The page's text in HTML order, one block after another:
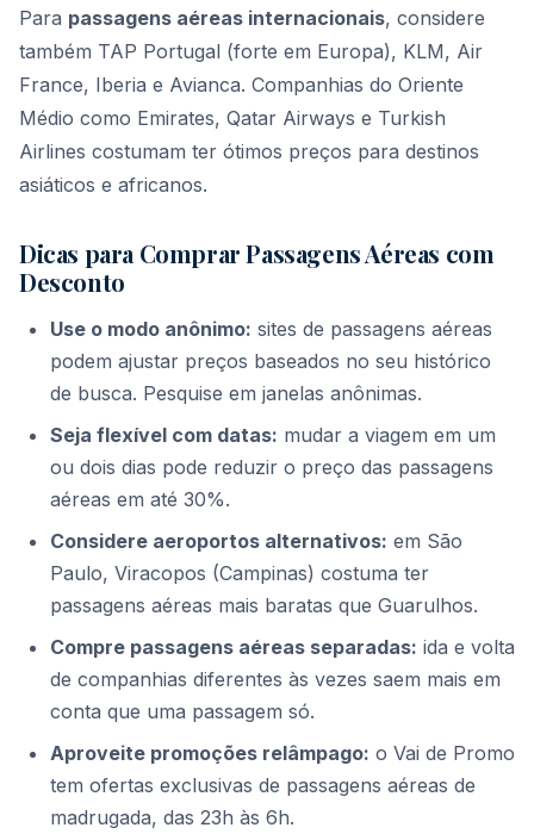
Para passagens aéreas internacionais, considere
também TAP Portugal (forte em Europa), KLM, Air
France, Iberia e Avianca. Companhias do Oriente
Médio como Emirates, Qatar Airways e Turkish
Airlines costumam ter ótimos preços para destinos
asiáticos e africanos.
Dicas para Comprar Passagens Aéreas com
Desconto
Use o modo anônimo: sites de passagens aéreas
podem ajustar preços baseados no seu histórico
de busca. Pesquise em janelas anônimas.
Seja flexível com datas: mudar a viagem em um
ou dois dias pode reduzir o preço das passagens
aéreas em até 30%.
Considere aeroportos alternativos: em São
Paulo, Viracopos (Campinas) costuma ter
passagens aéreas mais baratas que Guarulhos.
Compre passagens aéreas separadas: ida e volta
de companhias diferentes às vezes saem mais em
conta que uma passagem só.
Aproveite promoções relâmpago: o Vai de Promo
tem ofertas exclusivas de passagens aéreas de
madrugada, das 23h às 6h.